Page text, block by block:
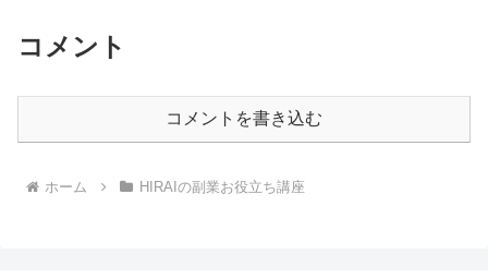
コメント
コメントを書き込む
ホーム HIRAIの副業お役立ち講座